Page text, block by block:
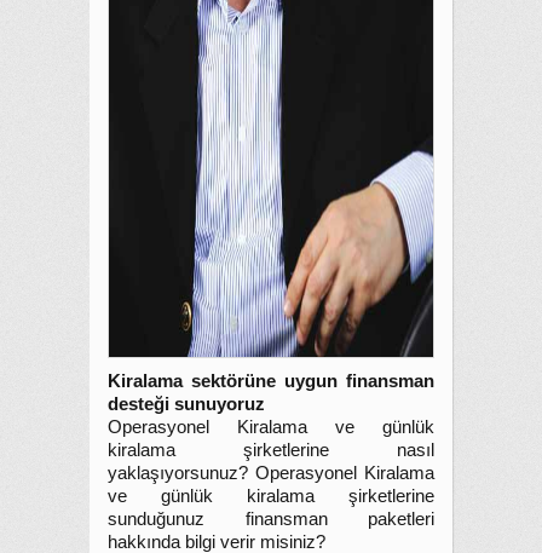
Kiralama sektörüne uygun finansman
desteği sunuyoruz
Operasyonel Kiralama ve günlük
kiralama şirketlerine nasıl
yaklaşıyorsunuz? Operasyonel Kiralama
ve günlük kiralama şirketlerine
sunduğunuz finansman paketleri
hakkında bilgi verir misiniz?